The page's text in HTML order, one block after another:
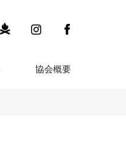
協会概要